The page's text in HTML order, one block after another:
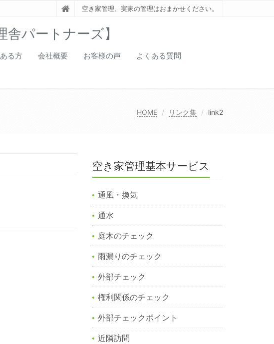
空き家管理、実家の管理はおまかせください。
パートナーズ】
る方 会社概要 お客様の声 よくある質問
HOME リンク集 link2
空き家管理基本サービス
通風・換気
通水
庭木のチェック
雨漏りのチェック
外部チェック
権利関係のチェック
外部チェックポイント
近隣訪問